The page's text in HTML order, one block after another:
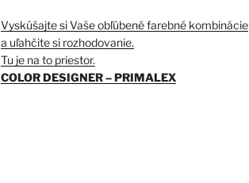
Vyskúšajte si Vaše obľúbené farebné kombinácie
a uľahčite si rozhodovanie.
Tu je na to priestor.
COLOR DESIGNER – PRIMALEX